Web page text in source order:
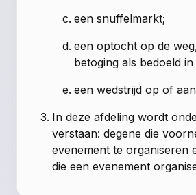
een snuffelmarkt;
een optocht op de
betoging als bedoeld
een wedstrijd op of
In deze afdeling wordt
verstaan: degene die
evenement te organiseren
die een evenement